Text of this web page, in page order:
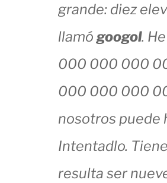
grande: diez
llamó googol.
000 000 000
000 000 000
nosotros puede
Intentadlo.
resulta ser